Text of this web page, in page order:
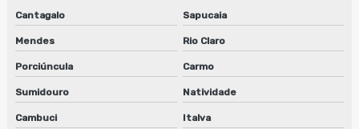
Fábrica de sugador de refiles
Fábrica de sugador de refiles em jundiaí
Fábrica de sugador de refiles em são paulo
Fábrica de sugador de refiles em sp
Cantagalo Sapucaia
Mendes Rio Claro
Porciúncula Carmo
Sumidouro Natividade
Cambuci Italva